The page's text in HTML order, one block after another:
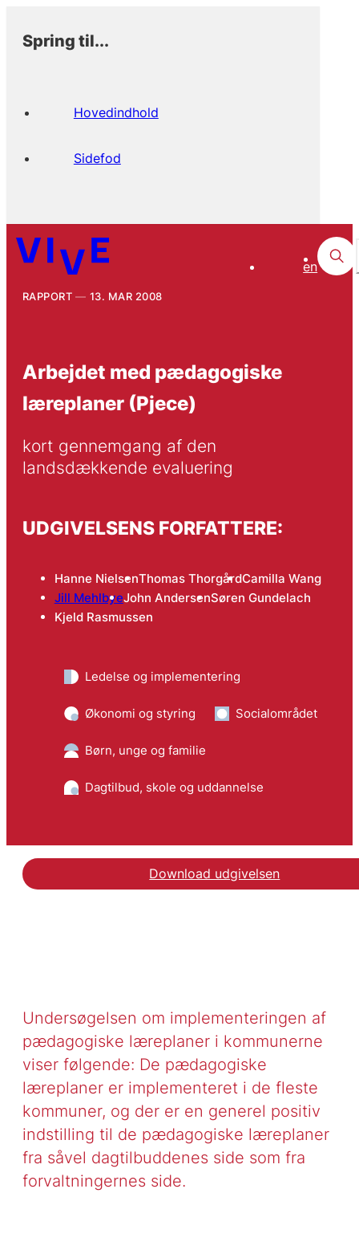
Spring til...
Hovedindhold
Sidefod
en
RAPPORT 13. MAR 2008
Arbejdet med pædagogiske
læreplaner (Pjece)
kort gennemgang af den
landsdækkende evaluering
UDGIVELSENS FORFATTERE:
Hanne NielsenThomas ThorgårdCamilla Wang
Jill MehlbyeJohn AndersenSøren Gundelach
Kjeld Rasmussen
Ledelse og implementering
Økonomi og styring Socialområdet
Børn, unge og familie
Dagtilbud, skole og uddannelse
Download udgivelsen
Undersøgelsen om implementeringen af
pædagogiske læreplaner i kommunerne
viser følgende: De pædagogiske
læreplaner er implementeret i de fleste
kommuner, og der er en generel positiv
indstilling til de pædagogiske læreplaner
fra såvel dagtilbuddenes side som fra
forvaltningernes side.